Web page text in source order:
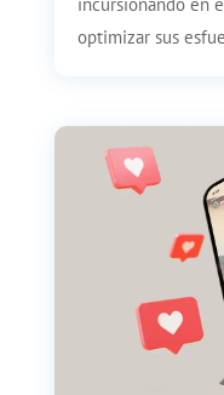
optimizar sus